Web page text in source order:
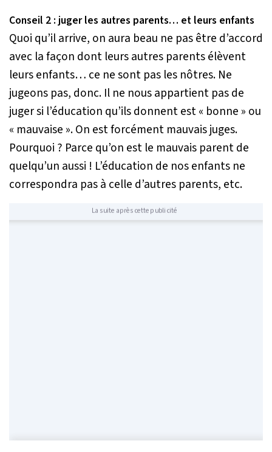
Conseil 2 : juger les autres parents… et leurs enfants
Quoi qu’il arrive, on aura beau ne pas être d’accord
avec la façon dont leurs autres parents élèvent
leurs enfants… ce ne sont pas les nôtres. Ne
jugeons pas, donc. Il ne nous appartient pas de
juger si l’éducation qu’ils donnent est « bonne » ou
« mauvaise ». On est forcément mauvais juges.
Pourquoi ? Parce qu’on est le mauvais parent de
quelqu’un aussi ! L’éducation de nos enfants ne
correspondra pas à celle d’autres parents, etc.
La suite après cette publicité